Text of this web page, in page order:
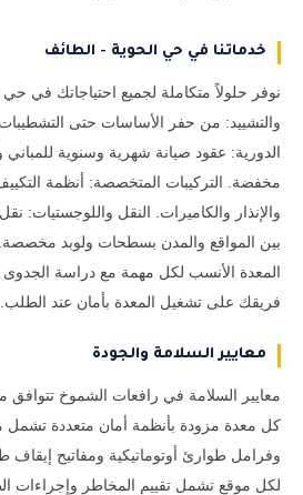
خدماتنا في حي الحوية - الطائف
نوفر حلولاً متكاملة لجميع احتياجاتك في حي
والتشييد: من حفر الأساسات حتى التشطيبات
الدورية: عقود صيانة شهرية وسنوية للمباني
والإنذار والكاميرات. النقل واللوجستيات:
بين المواقع والمدن بسطحات ولوبد مخصصة.
المعدة الأنسب لكل مهمة مع دراسة الجدوى
فريقك على تشغيل المعدة بأمان عند الطلب.
معايير السلامة والجودة
معايير السلامة في رافعات الشموخ تتوافق مع
كل معدة مزودة بأنظمة أمان متعددة
وفرامل طوارئ أوتوماتيكية ومفاتيح
لكل موقع تشمل تقييم المخاطر وإجراءات